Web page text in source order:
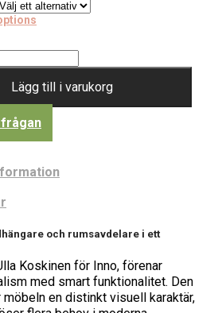
Lägg till i varukorg
och rumsavdelare i ett
Koskinen för Inno, förenar
med smart funktionalitet. Den
en distinkt visuell karaktär,